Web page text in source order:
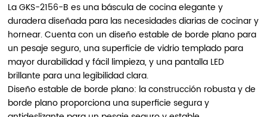
La GKS-2156-B es una báscula de cocina elegante y
duradera diseñada para las necesidades diarias de cocinar y
hornear. Cuenta con un diseño estable de borde plano para
un pesaje seguro, una superficie de vidrio templado para
mayor durabilidad y fácil limpieza, y una pantalla LED
brillante para una legibilidad clara.
Diseño estable de borde plano: la construcción robusta y de
borde plano proporciona una superficie segura y